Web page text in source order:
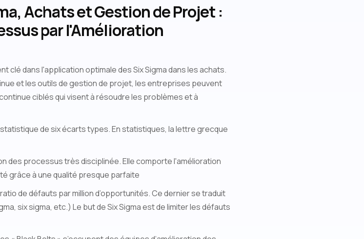
Achats et Gestion de Projet :
par l'Amélioration
clé dans l'application optimale des Six Sigma dans les achats.
et les outils de gestion de projet, les entreprises peuvent
ciblés qui visent à résoudre les problèmes et à
statistique de six écarts types. En statistiques, la lettre grecque
des processus très disciplinée. Elle comporte l'amélioration
grâce à une qualité presque parfaite
de défauts par million d’opportunités. Ce dernier se traduit
six sigma, etc.) Le but de Six Sigma est de limiter les défauts